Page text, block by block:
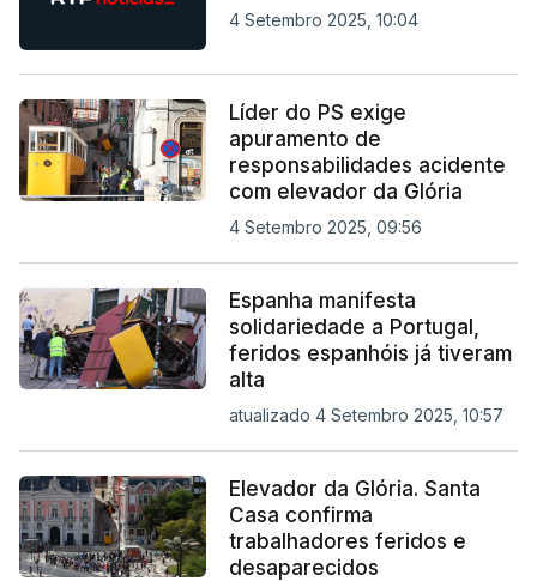
4 Setembro 2025, 10:04
Líder do PS exige
apuramento de
responsabilidades acidente
com elevador da Glória
4 Setembro 2025, 09:56
Espanha manifesta
solidariedade a Portugal,
feridos espanhóis já tiveram
alta
atualizado 4 Setembro 2025, 10:57
Elevador da Glória. Santa
Casa confirma
trabalhadores feridos e
desaparecidos